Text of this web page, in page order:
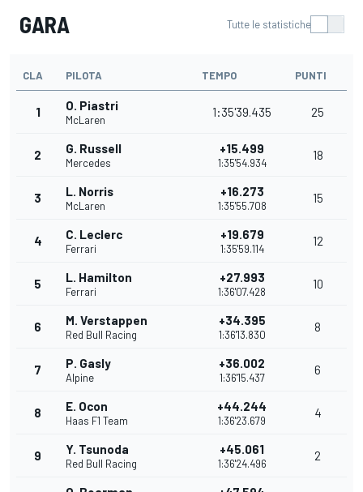
GARA Tutte le statistiche
CLA PILOTA TEMPO PUNTI
1 O. Piastri
McLaren
1:35'39.435 25
2 G. Russell
Mercedes
+15.499
1:35'54.934
18
3 L. Norris
McLaren
+16.273
1:35'55.708
15
4 C. Leclerc
Ferrari
+19.679
1:35'59.114
12
5 L. Hamilton
Ferrari
+27.993
1:36'07.428
10
6 M. Verstappen
Red Bull Racing
+34.395
1:36'13.830
8
7 P. Gasly
Alpine
+36.002
1:36'15.437
6
8 E. Ocon
Haas F1 Team
+44.244
1:36'23.679
4
9 Y. Tsunoda
Red Bull Racing
+45.061
1:36'24.496
2